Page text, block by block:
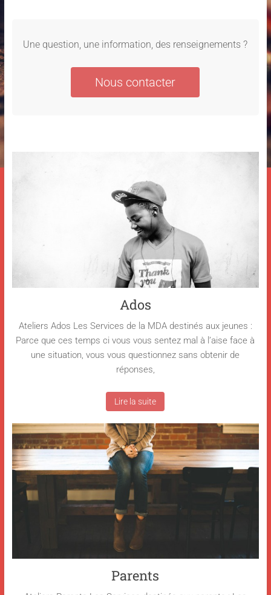
Une question, une information, des renseignements ?
Nous contacter
Ados
Ateliers Ados Les Services de la MDA destinés aux jeunes :
Parce que ces temps ci vous vous sentez mal à l’aise face à
une situation, vous vous questionnez sans obtenir de
réponses,
Lire la suite
Parents